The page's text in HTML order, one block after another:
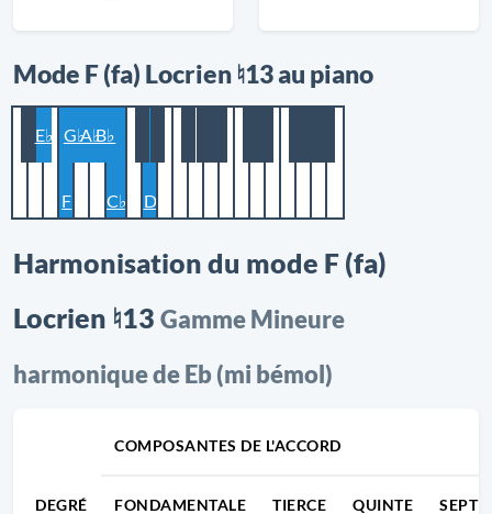
Mode F (fa) Locrien ♮13 au piano
E♭
F
G♭A♭B♭
C♭ D
Harmonisation du mode F (fa)
Locrien ♮13 Gamme Mineure
harmonique de Eb (mi bémol)
DEGRÉ
COMPOSANTES DE L'ACCORD
FONDAMENTALE TIERCE QUINTE